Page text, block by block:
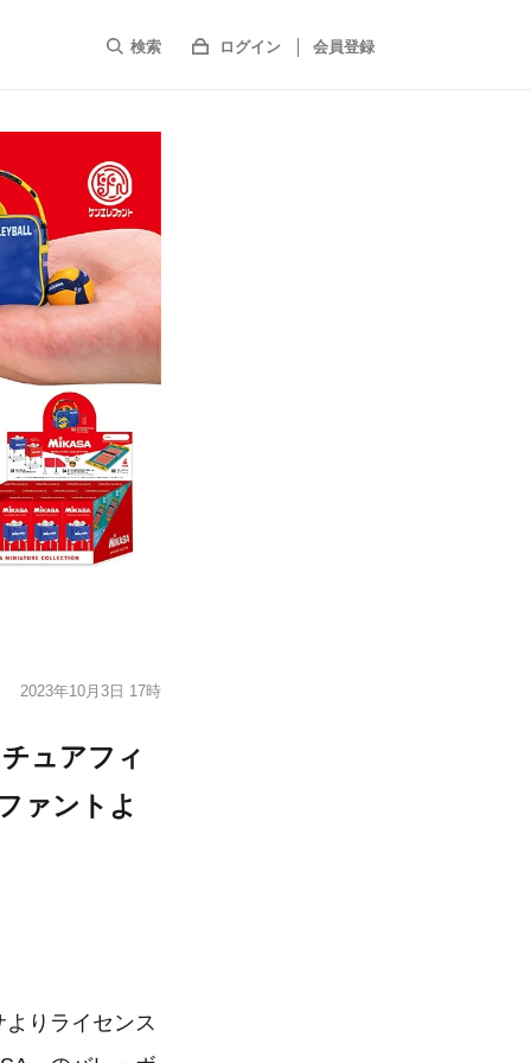
検索 ログイン 会員登録
2023年10月3日 17時
ュアフィ
ァントよ
りライセンス